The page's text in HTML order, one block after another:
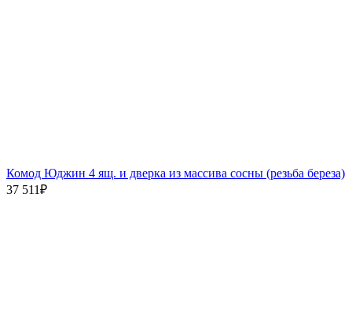
Комод Юджин 4 ящ. и дверка из массива сосны (резьба береза)
37 511₽